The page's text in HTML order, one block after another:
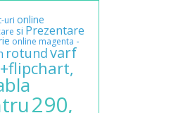
uri online
si Prezentare
online magenta -
rotundvarf
290,